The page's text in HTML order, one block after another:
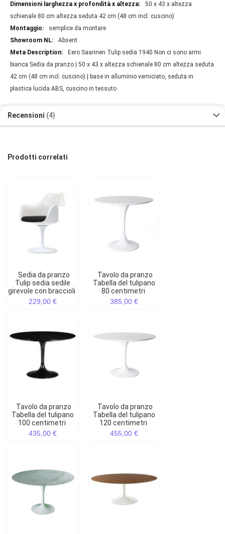
50 x 43 x altezza
schienale 80 cm altezza seduta 42 cm (48 cm incl. cuscino)
semplice da montare
Absent
Eero Saarinen Tulip sedia 1940 Non ci sono armi
bianca Sedia da pranzo | 50 x 43 x altezza schienale 80 cm altezza seduta
42 cm (48 cm incl. cuscino) | base in alluminio verniciato, seduta in
plastica lucida ABS, cuscino in tessuto
Recensioni 4
Prodotti correlati
Sedia da pranzo
Tulip sedia sedile
girevole con braccioli
229,00 €
Tavolo da pranzo
Tabella del tulipano
80 centimetri
385,00 €
Tavolo da pranzo
Tabella del tulipano
100 centimetri
435,00 €
Tavolo da pranzo
Tabella del tulipano
120 centimetri
455,00 €